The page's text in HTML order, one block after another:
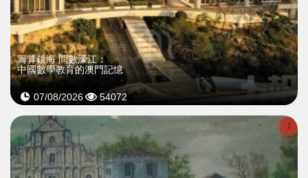
籌算鏡海 問數濠江：
中國數學教育的澳門記憶
07/08/2026 54072